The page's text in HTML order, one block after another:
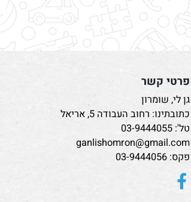
פרטי קשר
גן לי, שומרון
כתובתינו: רחוב העבודה 5, אריאל
טל':03-9444055
ganlishomron@gmail.com
פקס: 03-9444056